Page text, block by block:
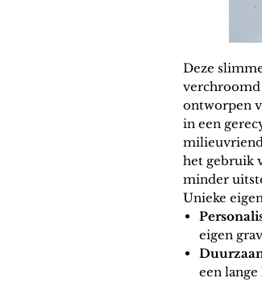
Deze
verchroomd
ontworpen
in een
het gebruik
minder
Unieke
eigen
een